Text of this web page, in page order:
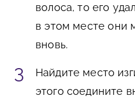
волоса, то его
в этом месте они
вновь.
Найдите место
этого соедините